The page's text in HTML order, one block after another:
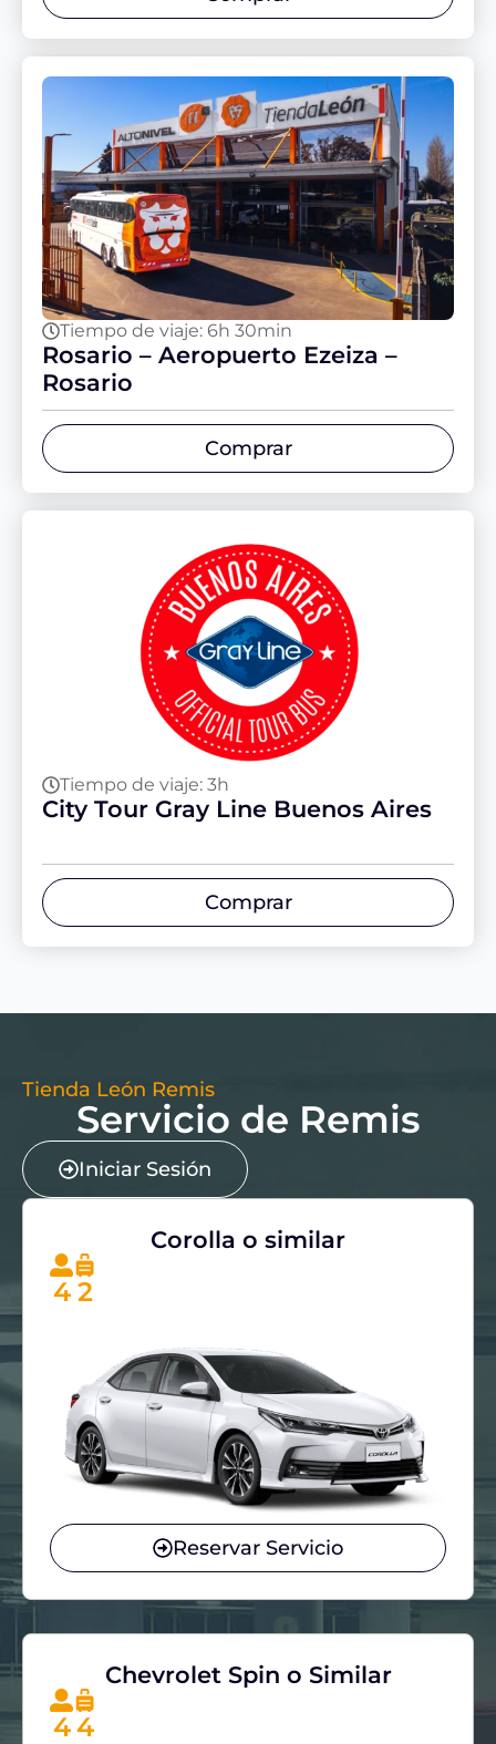
Tiempo de viaje: 6h 30min
Rosario – Aeropuerto Ezeiza –
Rosario
Comprar
Tiempo de viaje: 3h
City Tour Gray Line Buenos Aires
Comprar
Tienda León Remis
Servicio de Remis
Iniciar Sesión
Corolla o similar
4 2
Reservar Servicio
Chevrolet Spin o Similar
44